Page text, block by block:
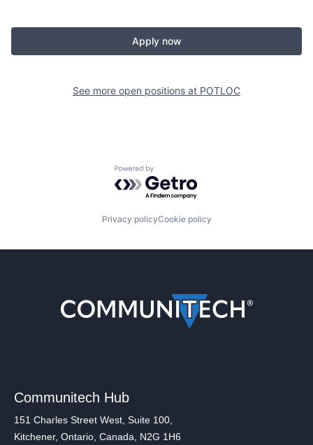
Apply now
See more open positions at POTLOC
Powered by Getro.com
Privacy policyCookie policy
Communitech Hub
151 Charles Street West, Suite 100,
Kitchener, Ontario, Canada, N2G 1H6